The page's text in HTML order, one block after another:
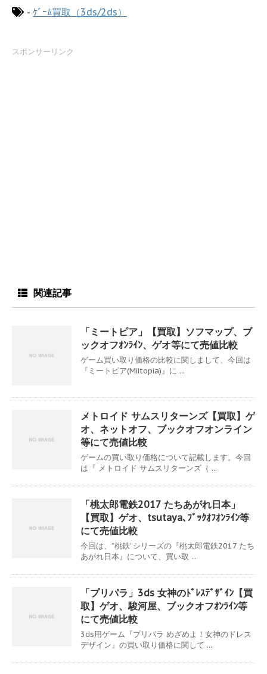
- ｹﾞｰﾑ買取（3ds/2ds）
スポンサーリンク
関連記事
「ミートピア」【買取】ソフマップ、ブ
ックオフｵﾝﾗｲﾝ、ゲオ等にて売値比較
ゲーム買い取り価格の比較に関しまして、今回は
『ミートピア(Miitopia)』に ...
メトロイド サムスリターンズ【買取】ゲ
オ、ネットオフ、ブックオフオンライン
等にて売値比較
ゲームの買い取り価格について記載します。今回
は『 メトロイド サムスリターンズ（ ...
「桃太郎電鉄2017 たちあがれ日本」
【買取】ゲオ、tsutaya､ﾌﾞｯｸｵﾌｵﾝﾗｲﾝ等
にて売値比較
今回は、”桃鉄”シリーズの『桃太郎電鉄2017 たち
あがれ日本』について、買い取 ...
「プリパラ」3ds 女神のﾄﾞﾚｽﾃﾞｻﾞｲﾝ【買
取】ゲオ、駿河屋、ブックオフｵﾝﾗｲﾝ等
にて売値比較
3ds用ゲーム『プリパラ めざめよ！女神のドレス
デザイン』の買い取り価格に関して ...